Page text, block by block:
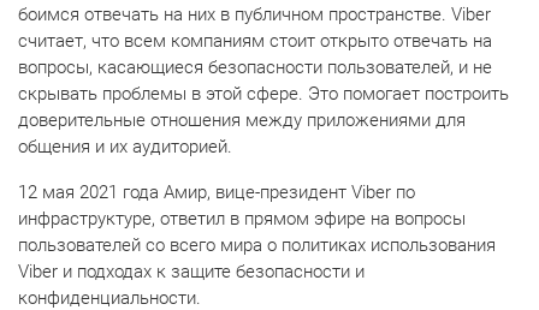
боимся отвечать на них в публичном пространстве. Viber
считает, что всем компаниям стоит открыто отвечать на
вопросы, касающиеся безопасности пользователей, и не
скрывать проблемы в этой сфере. Это помогает построить
доверительные отношения между приложениями для
общения и их аудиторией.
12 мая 2021 года Амир, вице-президент Viber по
инфраструктуре, ответил в прямом эфире на вопросы
пользователей со всего мира о политиках использования
Viber и подходах к защите безопасности и
конфиденциальности.